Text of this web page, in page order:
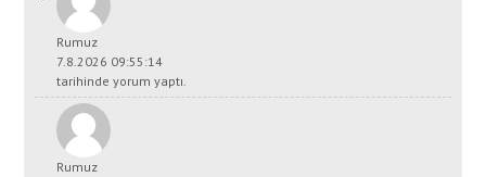
Rumuz
7.8.2026 09:55:14
tarihinde yorum yaptı.
Rumuz